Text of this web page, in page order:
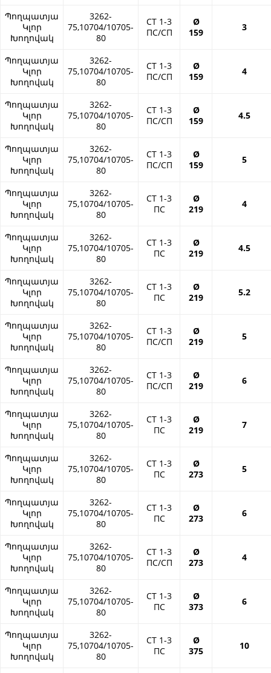
Պողպատյա
Կլոր
Խողովակ
3262-
75,10704/10705-
80
СТ 1-3
ПС/СП
Ø
159
3
Պողպատյա
Կլոր
Խողովակ
3262-
75,10704/10705-
80
СТ 1-3
ПС/СП
Ø
159
4
Պողպատյա
Կլոր
Խողովակ
3262-
75,10704/10705-
80
СТ 1-3
ПС/СП
Ø
159
4.5
Պողպատյա
Կլոր
Խողովակ
3262-
75,10704/10705-
80
СТ 1-3
ПС/СП
Ø
159
5
Պողպատյա
Կլոր
Խողովակ
3262-
75,10704/10705-
80
СТ 1-3
ПС
Ø
219
4
Պողպատյա
Կլոր
Խողովակ
3262-
75,10704/10705-
80
СТ 1-3
ПС
Ø
219
4.5
Պողպատյա
Կլոր
Խողովակ
3262-
75,10704/10705-
80
СТ 1-3
ПС
Ø
219
5.2
Պողպատյա
Կլոր
Խողովակ
3262-
75,10704/10705-
80
СТ 1-3
ПС/СП
Ø
219
5
Պողպատյա
Կլոր
Խողովակ
3262-
75,10704/10705-
80
СТ 1-3
ПС/СП
Ø
219
6
Պողպատյա
Կլոր
Խողովակ
3262-
75,10704/10705-
80
СТ 1-3
ПС
Ø
219
7
Պողպատյա
Կլոր
Խողովակ
3262-
75,10704/10705-
80
СТ 1-3
ПС
Ø
273
5
Պողպատյա
Կլոր
Խողովակ
3262-
75,10704/10705-
80
СТ 1-3
ПС
Ø
273
6
Պողպատյա
Կլոր
Խողովակ
3262-
75,10704/10705-
80
СТ 1-3
ПС/СП
Ø
273
4
Պողպատյա
Կլոր
Խողովակ
3262-
75,10704/10705-
80
СТ 1-3
ПС
Ø
373
6
Պողպատյա
Կլոր
Խողովակ
3262-
75,10704/10705-
80
СТ 1-3
ПС
Ø
375
10